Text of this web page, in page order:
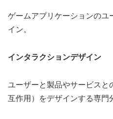
ゲームアプリケーションのユ
イン。
インタラクションデザイン
ユーザーと製品やサービスと
互作用）をデザインする専門